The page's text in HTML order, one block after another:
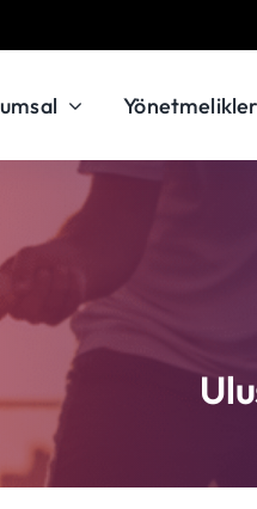
Yönetmelikler